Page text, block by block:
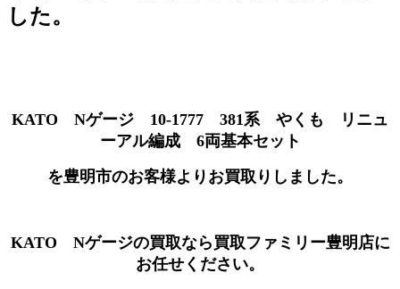
した。
KATO Nゲージ 10-1777 381系 やくも リニュ
ーアル編成 6両基本セット
を豊明市のお客様よりお買取りしました。
KATO Nゲージの買取なら買取ファミリー豊明店に
お任せください。